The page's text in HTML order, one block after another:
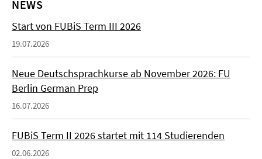
NEWS
Start von FUBiS Term III 2026
19.07.2026
Neue Deutschsprachkurse ab November 2026: FU
Berlin German Prep
16.07.2026
FUBiS Term II 2026 startet mit 114 Studierenden
02.06.2026